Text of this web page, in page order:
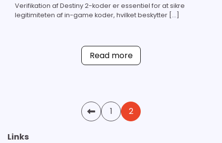
Verifikation af Destiny 2-koder er essentiel for at sikre
legitimiteten af in-game koder, hvilket beskytter […]
Read more
1 2
Links